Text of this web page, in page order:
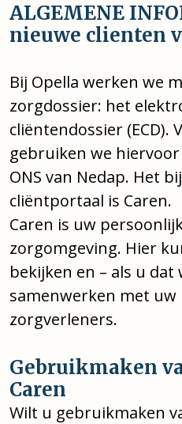
ALGEMENE
nieuwe clienten
Bij Opella werken we
zorgdossier: het
cliëntendossier (ECD).
gebruiken we
ONS van Nedap. Het
cliëntportaal is Caren.
Caren is uw
zorgomgeving. Hier
bekijken en – als u dat
samenwerken met uw
zorgverleners.
Gebruikmaken
Caren
Wilt u gebruikmaken